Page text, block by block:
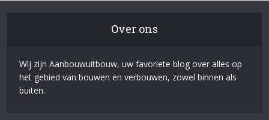
Over ons
Wij zijn Aanbouwuitbouw, uw favoriete blog over alles op
het gebied van bouwen en verbouwen, zowel binnen als
buiten.